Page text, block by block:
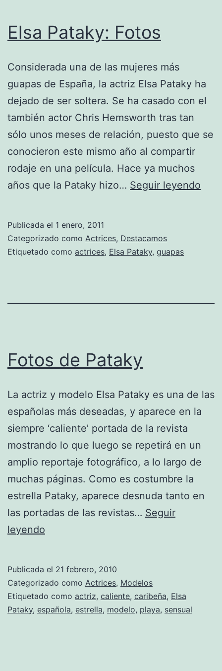
Elsa Pataky: Fotos
Considerada una de las mujeres más
guapas de España, la actriz Elsa Pataky ha
dejado de ser soltera. Se ha casado con el
también actor Chris Hemsworth tras tan
sólo unos meses de relación, puesto que se
conocieron este mismo año al compartir
rodaje en una película. Hace ya muchos
años que la Pataky hizo… Seguir leyendo
Publicada el 1 enero, 2011
Categorizado como Actrices, Destacamos
Etiquetado como actrices, Elsa Pataky, guapas
Fotos de Pataky
La actriz y modelo Elsa Pataky es una de las
españolas más deseadas, y aparece en la
siempre ‘caliente’ portada de la revista
mostrando lo que luego se repetirá en un
amplio reportaje fotográfico, a lo largo de
muchas páginas. Como es costumbre la
estrella Pataky, aparece desnuda tanto en
las portadas de las revistas… Seguir
leyendo
Publicada el 21 febrero, 2010
Categorizado como Actrices, Modelos
Etiquetado como actriz, caliente, caribeña, Elsa
Pataky, española, estrella, modelo, playa, sensual